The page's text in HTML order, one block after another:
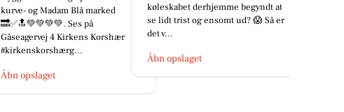
køleskabet derhjemme begyndt at
se lidt trist og ensomt ud? 😱 Så er
det v...
har i mange år været en populær
løsning inden for bygges...
Åbn opslaget